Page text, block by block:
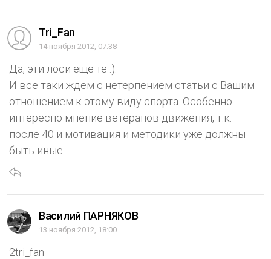
Tri_Fan
14 ноября 2012, 07:38
Да, эти лоси еще те :).
И все таки ждем с нетерпением статьи с Вашим
отношением к этому виду спорта. Особенно
интересно мнение ветеранов движения, т.к.
после 40 и мотивация и методики уже должны
быть иные.
Василий ПАРНЯКОВ
13 ноября 2012, 18:00
2tri_fan